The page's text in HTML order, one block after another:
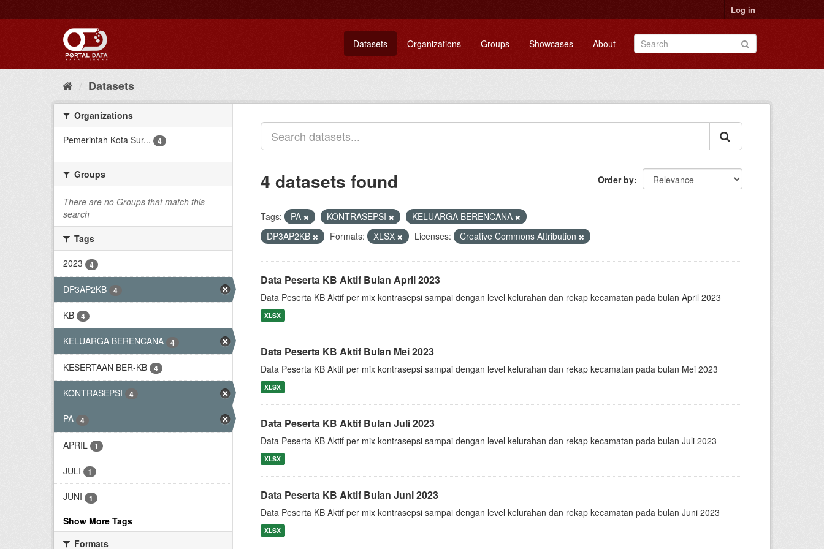
to
Log in
Datasets Organizations Groups Showcases About
Datasets
Organizations
Pemerintah Kota Sur...
4
Groups
There are no Groups that match this
search
Tags
2023
4
DP3AP2KB 4
KB 4
KELUARGA BERENCANA 4
KESERTAAN BER-KB 4
KONTRASEPSI 4
PA 4
APRIL 1
JULI 1
JUNI 1
Show More Tags
Formats
Order by
4 datasets found
Tags: PA KONTRASEPSI
KELUARGA BERENCANA
DP3AP2KB
Formats: XLSX Licenses: Creative Commons Attribution
Data Peserta KB Aktif Bulan April 2023
Data Peserta KB Aktif per mix kontrasepsi sampai dengan level kelurahan dan rekap kecamatan pada bulan April 2023
XLSX
Data Peserta KB Aktif Bulan Mei 2023
Data Peserta KB Aktif per mix kontrasepsi sampai dengan level kelurahan dan rekap kecamatan pada bulan Mei 2023
XLSX
Data Peserta KB Aktif Bulan Juli 2023
Data Peserta KB Aktif per mix kontrasepsi sampai dengan level kelurahan dan rekap kecamatan pada bulan Juli 2023
XLSX
Data Peserta KB Aktif Bulan Juni 2023
Data Peserta KB Aktif per mix kontrasepsi sampai dengan level kelurahan dan rekap kecamatan pada bulan Juni 2023
XLSX